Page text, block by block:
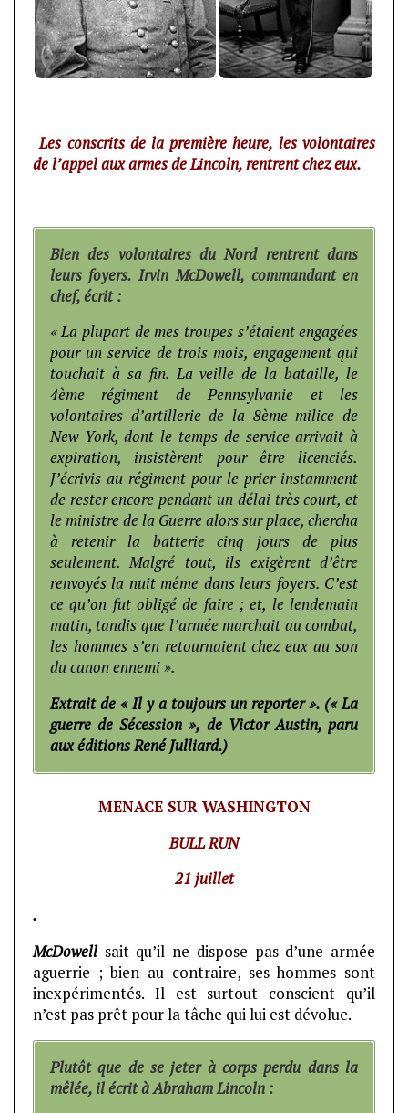
Les conscrits de la première heure, les volontaires
de l’appel aux armes de Lincoln, rentrent chez eux.
Bien des volontaires du Nord rentrent dans
leurs foyers. Irvin McDowell, commandant en
chef, écrit :
« La plupart de mes troupes s’étaient engagées
pour un service de trois mois, engagement qui
touchait à sa fin. La veille de la bataille, le
4ème régiment de Pennsylvanie et les
volontaires d’artillerie de la 8ème milice de
New York, dont le temps de service arrivait à
expiration, insistèrent pour être licenciés.
J’écrivis au régiment pour le prier instamment
de rester encore pendant un délai très court, et
le ministre de la Guerre alors sur place, chercha
à retenir la batterie cinq jours de plus
seulement. Malgré tout, ils exigèrent d’être
renvoyés la nuit même dans leurs foyers. C’est
ce qu’on fut obligé de faire ; et, le lendemain
matin, tandis que l’armée marchait au combat,
les hommes s’en retournaient chez eux au son
du canon ennemi ».
Extrait de « Il y a toujours un reporter ». (« La
guerre de Sécession », de Victor Austin, paru
aux éditions René Julliard.)
MENACE SUR WASHINGTON
BULL RUN
21 juillet
.
McDowellsait qu’il ne dispose pas d’une armée
aguerrie ; bien au contraire, ses hommes sont
inexpérimentés. Il est surtout conscient qu’il
n’est pas prêt pour la tâche qui lui est dévolue.
Plutôt que de se jeter à corps perdu dans la
mêlée, il écrit à Abraham Lincoln :